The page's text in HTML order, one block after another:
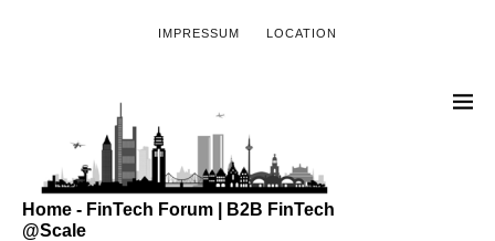
IMPRESSUM LOCATION
Home - FinTech Forum | B2B FinTech
@Scale